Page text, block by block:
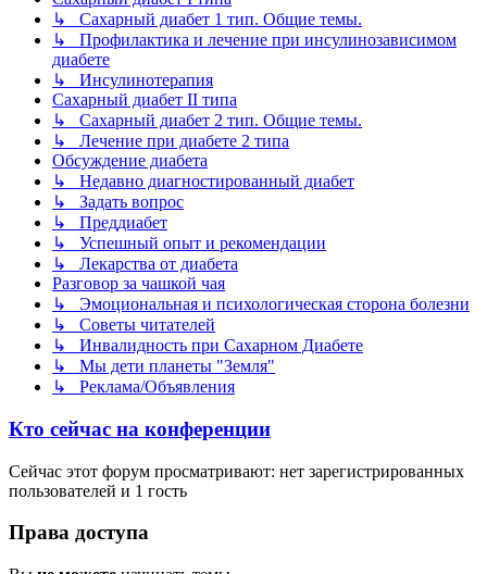
↳ Сахарный диабет 1 тип. Общие темы.
↳ Профилактика и лечение при инсулинозависимом
диабете
↳ Инсулинотерапия
Сахарный диабет II типа
↳ Сахарный диабет 2 тип. Общие темы.
↳ Лечение при диабете 2 типа
Обсуждение диабета
↳ Недавно диагностированный диабет
↳ Задать вопрос
↳ Преддиабет
↳ Успешный опыт и рекомендации
↳ Лекарства от диабета
Разговор за чашкой чая
↳ Эмоциональная и психологическая сторона болезни
↳ Советы читателей
↳ Инвалидность при Сахарном Диабете
↳ Мы дети планеты "Земля"
↳ Реклама/Объявления
Кто сейчас на конференции
Сейчас этот форум просматривают: нет зарегистрированных
пользователей и 1 гость
Права доступа